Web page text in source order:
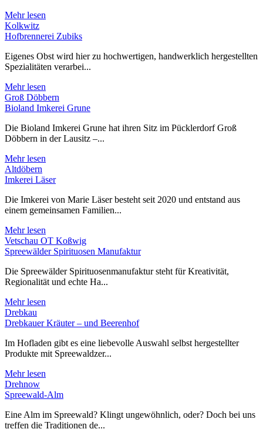
Mehr lesen
Kolkwitz
Hofbrennerei Zubiks
Eigenes Obst wird hier zu hochwertigen, handwerklich hergestellten
Spezialitäten verarbei...
Mehr lesen
Groß Döbbern
Bioland Imkerei Grune
Die Bioland Imkerei Grune hat ihren Sitz im Pücklerdorf Groß
Döbbern in der Lausitz –...
Mehr lesen
Altdöbern
Imkerei Läser
Die Imkerei von Marie Läser besteht seit 2020 und entstand aus
einem gemeinsamen Familien...
Mehr lesen
Vetschau OT Koßwig
Spreewälder Spirituosen Manufaktur
Die Spreewälder Spirituosenmanufaktur steht für Kreativität,
Regionalität und echte Ha...
Mehr lesen
Drebkau
Drebkauer Kräuter – und Beerenhof
Im Hofladen gibt es eine liebevolle Auswahl selbst hergestellter
Produkte mit Spreewaldzer...
Mehr lesen
Drehnow
Spreewald-Alm
Eine Alm im Spreewald? Klingt ungewöhnlich, oder? Doch bei uns
treffen die Traditionen de...